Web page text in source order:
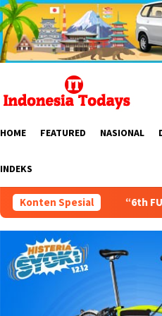
HOME FEATURED NASIONAL
INDEKS
Konten Spesial
“6th FUN ASIA EXPO